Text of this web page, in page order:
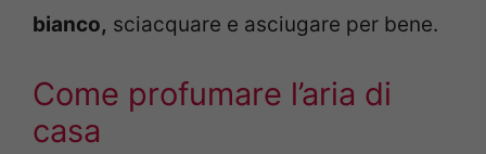
bianco, sciacquare e asciugare per bene.
Come profumare l’aria di
casa